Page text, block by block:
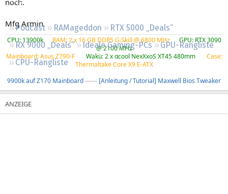
Podcast RAMageddon
RTX 5000 „Deals“
RX 9000 „Deals“
Ideale Gaming-PCs
GPU-Rangliste
CPU-Rangliste
Mfg Armin
CPU: 13900k RAM: 2 x 16 GB DDR5 G.Skill @ 6800 MHz--- GPU: RTX 3090
@ 2100 MHz
Mainboard: Asus Z790-F
Wakü: 2 x αcool NexXxoS XT45 480mm
Case:
Thermaltake Core X9 E-ATX
9900k auf Z170 Mainboard------ [Anleitung / Tutorial] Maxwell Bios Tweaker